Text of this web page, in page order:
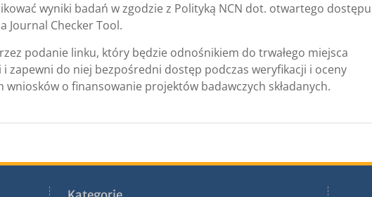
wyniki badań w zgodzie z Polityką NCN dot. otwartego dostępu
Journal Checker Tool.
podanie linku, który będzie odnośnikiem do trwałego miejsca
zapewni do niej bezpośredni dostęp podczas weryfikacji i oceny
o finansowanie projektów badawczych składanych.